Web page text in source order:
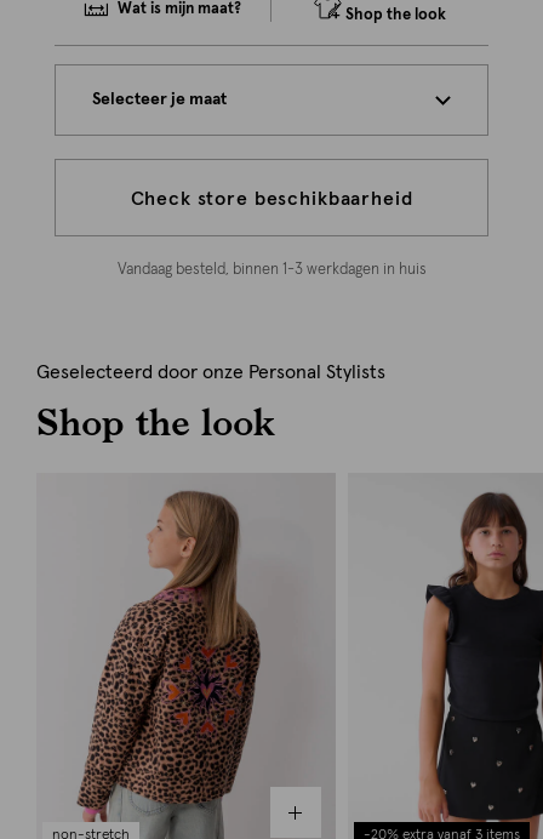
Wat is mijn maat? Shop the look
Selecteer je maat
Check store beschikbaarheid
Vandaag besteld, binnen 1-3 werkdagen in huis
Geselecteerd door onze Personal Stylists
Shop the look
non-stretch -20% extra vanaf 3 items